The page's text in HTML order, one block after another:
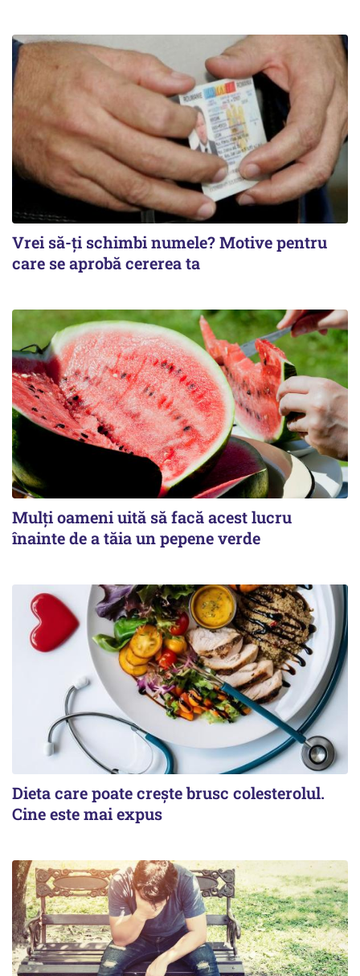
Vrei să-ți schimbi numele? Motive pentru
care se aprobă cererea ta
Mulți oameni uită să facă acest lucru
înainte de a tăia un pepene verde
Dieta care poate crește brusc colesterolul.
Cine este mai expus